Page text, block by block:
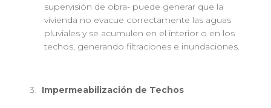
supervisión de obra- puede generar que la
vivienda no evacue correctamente las aguas
pluviales y se acumulen en el interior o en los
techos, generando filtraciones e inundaciones.
Impermeabilización de Techos